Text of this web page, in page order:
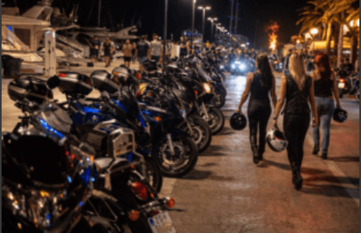
FELIX
ARBA
2026
–
Program
i
satnica
događanja